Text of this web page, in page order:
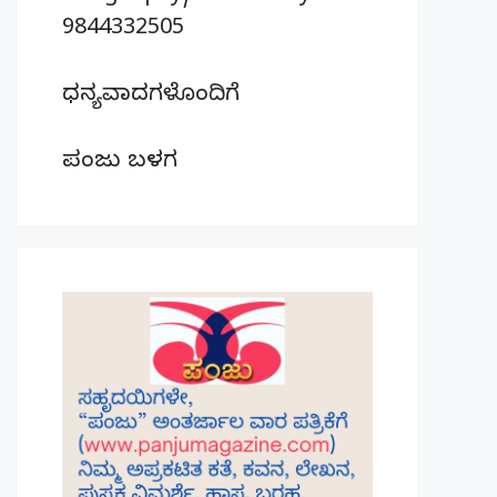
9844332505
ಧನ್ಯವಾದಗಳೊಂದಿಗೆ
ಪಂಜು ಬಳಗ